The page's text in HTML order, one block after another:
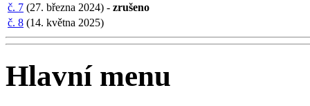
č. 7 (27. března 2024) - zrušeno
č. 8 (14. května 2025)
Hlavní menu